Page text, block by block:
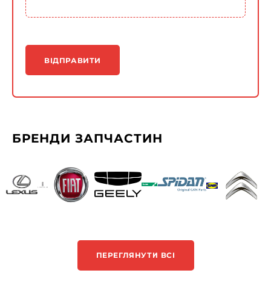
ВІДПРАВИТИ
БРЕНДИ ЗАПЧАСТИН
ПЕРЕГЛЯНУТИ ВСІ